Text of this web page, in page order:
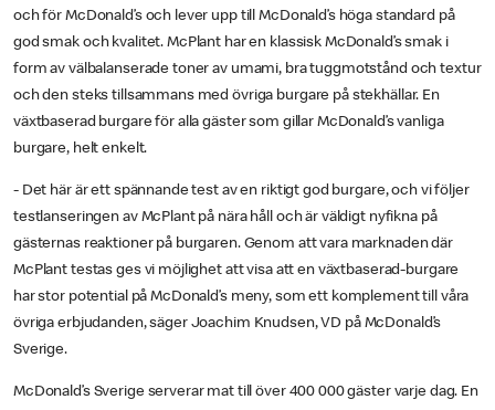
och för McDonald’s och lever upp till McDonald’s höga standard på
god smak och kvalitet. McPlant har en klassisk McDonald’s smak i
form av välbalanserade toner av umami, bra tuggmotstånd och textur
och den steks tillsammans med övriga burgare på stekhällar. En
växtbaserad burgare för alla gäster som gillar McDonald’s vanliga
burgare, helt enkelt.
- Det här är ett spännande test av en riktigt god burgare, och vi följer
testlanseringen av McPlant på nära håll och är väldigt nyfikna på
gästernas reaktioner på burgaren. Genom att vara marknaden där
McPlant testas ges vi möjlighet att visa att en växtbaserad-burgare
har stor potential på McDonald’s meny, som ett komplement till våra
övriga erbjudanden, säger Joachim Knudsen, VD på McDonald’s
Sverige.
McDonald’s Sverige serverar mat till över 400 000 gäster varje dag. En